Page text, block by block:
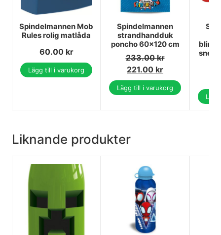
Spindelmannen Mob
Rules rolig matlåda
60.00 kr
Lägg till i varukorg
Spindelmannen
strandhandduk
poncho 60x120 cm
233.00kr
221.00 kr
Lägg till i varukorg
Liknande produkter